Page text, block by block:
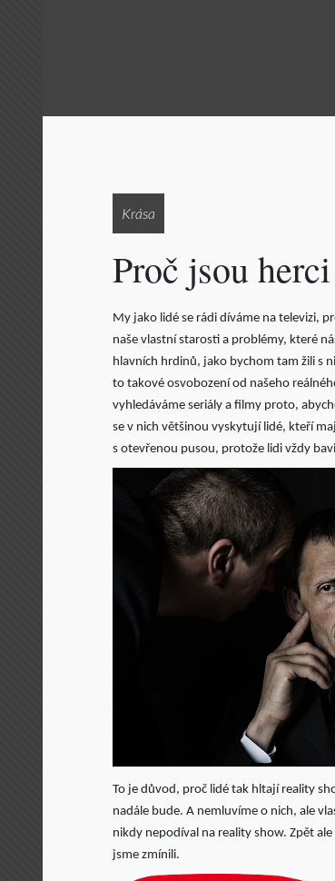
Krása
Proč jsou
My jako lidé se rádi díváme na televizi,
naše vlastní starosti a problémy, které
hlavních hrdinů, jako bychom tam žili s
to takové osvobození od našeho
vyhledáváme seriály a filmy proto,
se v nich většinou vyskytují lidé, kteří
s otevřenou pusou, protože lidi vždy
To je důvod, proč lidé tak hltají reality
nadále bude. A nemluvíme o nich, ale
nikdy nepodíval na reality show. Zpět
jsme zmínili.